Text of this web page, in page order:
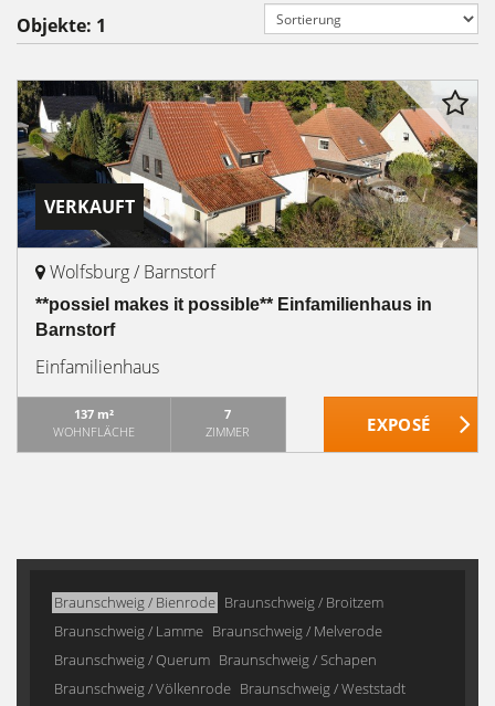
Objekte: 1
VERKAUFT
Wolfsburg / Barnstorf
**possiel makes it possible** Einfamilienhaus in
Barnstorf
Einfamilienhaus
137 m²
WOHNFLÄCHE
7
ZIMMER
Braunschweig / Bienrode Braunschweig / Broitzem
Braunschweig / Lamme Braunschweig / Melverode
Braunschweig / Querum Braunschweig / Schapen
Braunschweig / Völkenrode Braunschweig / Weststadt